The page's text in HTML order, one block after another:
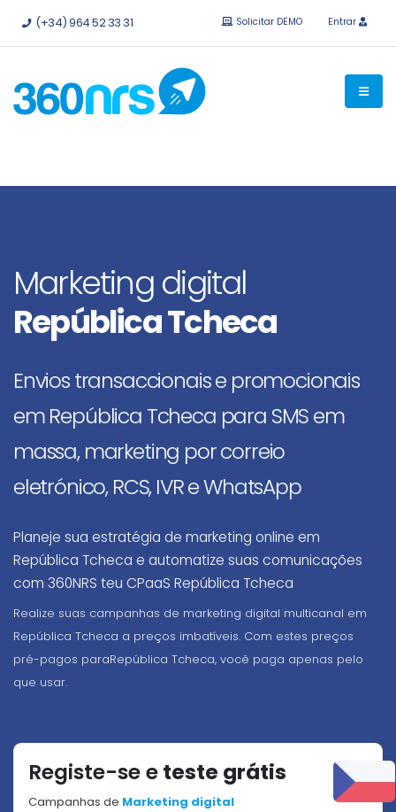
Experimentegrátis sem compromisso.APIs e integrações
(+34) 964 52 33 31 Solicitar DEMO Entrar
Marketing digital
República Tcheca
Envios transaccionais e promocionais
em República Tcheca para SMS em
massa, marketing por correio
eletrónico, RCS, IVR e WhatsApp
Planeje sua estratégia de marketing online em
República Tcheca e automatize suas comunicações
com 360NRS teu CPaaS República Tcheca
Realize suas campanhas de marketing digital multicanal em
República Tcheca a preços imbatíveis. Com estes preços
pré-pagos paraRepública Tcheca, você paga apenas pelo
que usar.
Registe-se eteste grátis
Campanhas de Marketing digital